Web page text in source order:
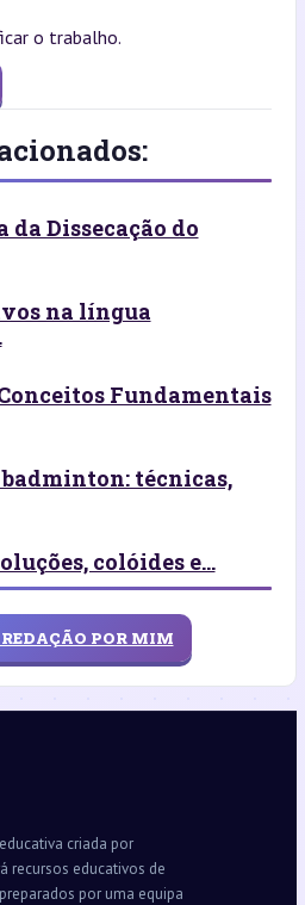
o trabalho.
Dissecação do
na língua
Fundamentais
técnicas,
colóides e...
REDAÇÃO POR MIM
criada por
recursos educativos de
por uma equipa